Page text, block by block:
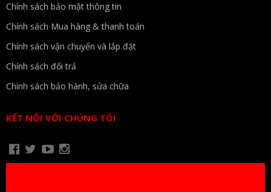
Chính sách bảo mật thông tin
Chính sách Mua hàng & thanh toán
Chính sách vận chuyển và lắp đặt
Chính sách đổi trả
Chính sách bảo hành, sửa chữa
KẾT NỐI VỚI CHÚNG TÔI